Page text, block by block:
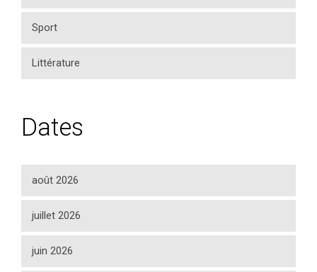
Sport
Littérature
Dates
août 2026
juillet 2026
juin 2026